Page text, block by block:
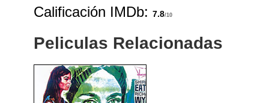
Calificación IMDb:7.8/10
Peliculas Relacionadas